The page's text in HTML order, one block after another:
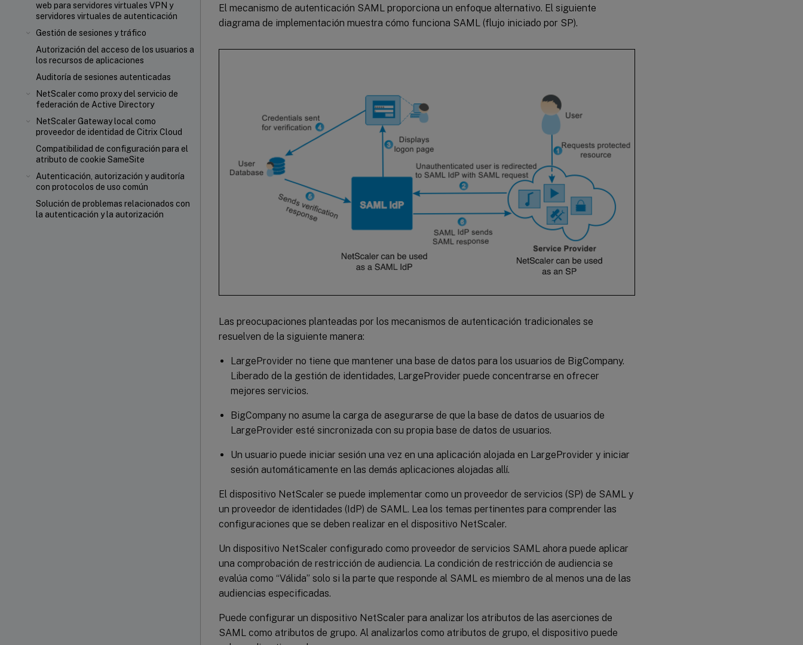
web para servidores virtuales VPN y
servidores virtuales de autenticación
Gestión de sesiones y tráfico
Autorización del acceso de los usuarios a
los recursos de aplicaciones
Auditoría de sesiones autenticadas
NetScaler como proxy del servicio de
federación de Active Directory
NetScaler Gateway local como
proveedor de identidad de Citrix Cloud
Compatibilidad de configuración para el
atributo de cookie SameSite
Autenticación, autorización y auditoría
con protocolos de uso común
Solución de problemas relacionados con
la autenticación y la autorización
El mecanismo de autenticación SAML proporciona un enfoque alternativo. El siguiente
diagrama de implementación muestra cómo funciona SAML (flujo iniciado por SP).
Las preocupaciones planteadas por los mecanismos de autenticación tradicionales se
resuelven de la siguiente manera:
LargeProvider no tiene que mantener una base de datos para los usuarios de BigCompany.
Liberado de la gestión de identidades, LargeProvider puede concentrarse en ofrecer
mejores servicios.
BigCompany no asume la carga de asegurarse de que la base de datos de usuarios de
LargeProvider esté sincronizada con su propia base de datos de usuarios.
Un usuario puede iniciar sesión una vez en una aplicación alojada en LargeProvider y iniciar
sesión automáticamente en las demás aplicaciones alojadas allí.
El dispositivo NetScaler se puede implementar como un proveedor de servicios (SP) de SAML y
un proveedor de identidades (IdP) de SAML. Lea los temas pertinentes para comprender las
configuraciones que se deben realizar en el dispositivo NetScaler.
Un dispositivo NetScaler configurado como proveedor de servicios SAML ahora puede aplicar
una comprobación de restricción de audiencia. La condición de restricción de audiencia se
evalúa como “Válida” solo si la parte que responde al SAML es miembro de al menos una de las
audiencias especificadas.
Puede configurar un dispositivo NetScaler para analizar los atributos de las aserciones de
SAML como atributos de grupo. Al analizarlos como atributos de grupo, el dispositivo puede